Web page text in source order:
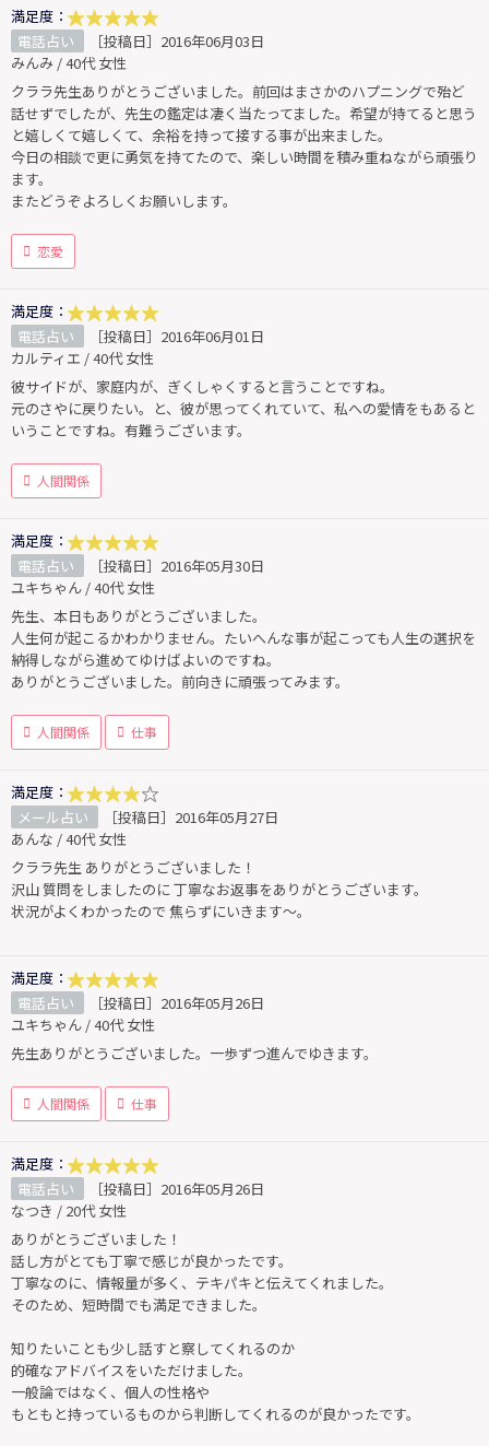
満足度：
電話占い
［投稿日］2016年06月03日
みんみ / 40代 女性
クララ先生ありがとうございました。前回はまさかのハプニングで殆ど
話せずでしたが、先生の鑑定は凄く当たってました。希望が持てると思う
と嬉しくて嬉しくて、余裕を持って接する事が出来ました。
今日の相談で更に勇気を持てたので、楽しい時間を積み重ねながら頑張り
ます。
またどうぞよろしくお願いします。
恋愛
満足度：
電話占い
［投稿日］2016年06月01日
カルティエ / 40代 女性
彼サイドが、家庭内が、ぎくしゃくすると言うことですね。
元のさやに戻りたい。と、彼が思ってくれていて、私への愛情をもあると
いうことですね。有難うございます。
人間関係
満足度：
電話占い
［投稿日］2016年05月30日
ユキちゃん / 40代 女性
先生、本日もありがとうございました。
人生何が起こるかわかりません。たいへんな事が起こっても人生の選択を
納得しながら進めてゆけばよいのですね。
ありがとうございました。前向きに頑張ってみます。
人間関係 仕事
満足度：
メール占い
［投稿日］2016年05月27日
あんな / 40代 女性
クララ先生 ありがとうございました！
沢山 質問をしましたのに 丁寧なお返事をありがとうございます。
状況がよくわかったので 焦らずにいきます〜。
満足度：
電話占い
［投稿日］2016年05月26日
ユキちゃん / 40代 女性
先生ありがとうございました。一歩ずつ進んでゆきます。
人間関係 仕事
満足度：
電話占い
［投稿日］2016年05月26日
なつき / 20代 女性
ありがとうございました！
話し方がとても丁寧で感じが良かったです。
丁寧なのに、情報量が多く、テキパキと伝えてくれました。
そのため、短時間でも満足できました。
知りたいことも少し話すと察してくれるのか
的確なアドバイスをいただけました。
一般論ではなく、個人の性格や
もともと持っているものから判断してくれるのが良かったです。